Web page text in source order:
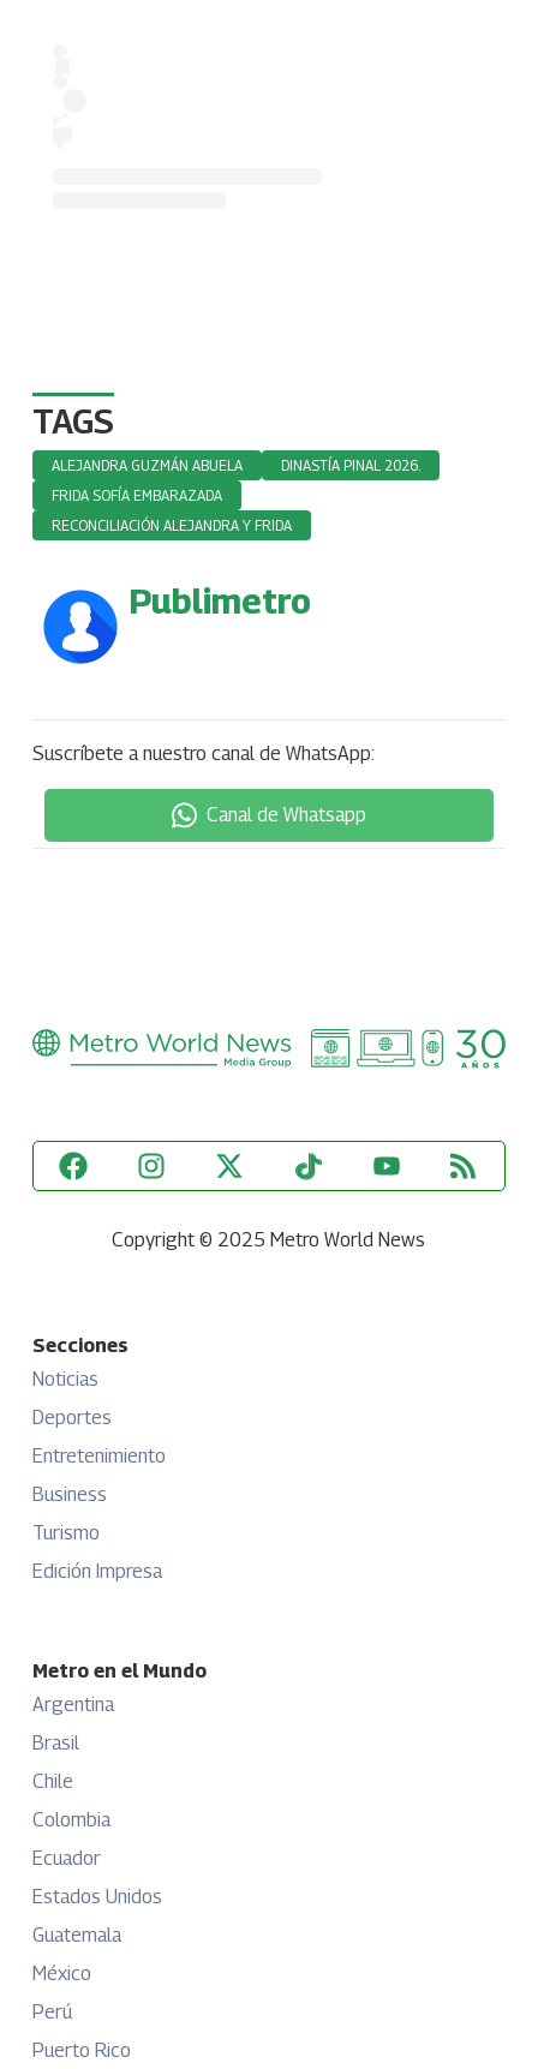
TAGS
ALEJANDRA GUZMÁN ABUELA
DINASTÍA PINAL 2026.
FRIDA SOFÍA EMBARAZADA
RECONCILIACIÓN ALEJANDRA Y FRIDA
Publimetro
Suscríbete a nuestro canal de WhatsApp:
Canal de Whatsapp
Copyright © 2025 Metro World News
Secciones
Noticias
Deportes
Entretenimiento
Business
Turismo
Edición Impresa
Metro en el Mundo
Argentina
Brasil
Chile
Colombia
Ecuador
Estados Unidos
Guatemala
México
Perú
Puerto Rico